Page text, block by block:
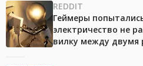
REDDIT
Геймеры
электричество не
вилку между двумя